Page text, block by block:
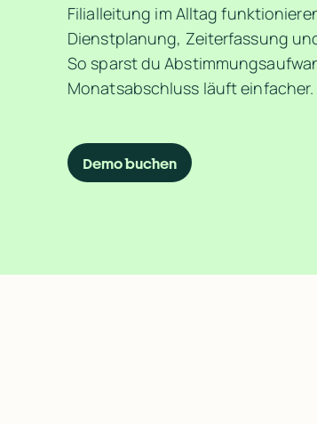
Filialleitung im Alltag
Dienstplanung, Zeiterfassung
So sparst du
Monatsabschluss läuft einfacher.
Demo buchen